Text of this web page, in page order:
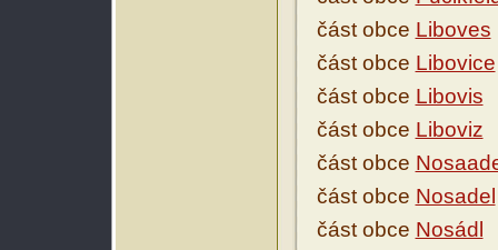
část obce Liboves
část obce Libovice
část obce Libovis
část obce Liboviz
část obce
část obce Nosadel
část obce Nosádl